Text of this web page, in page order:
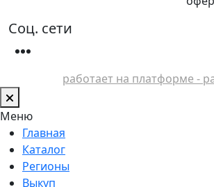
Соц. сети
работает на платформе -
Меню
Главная
Каталог
Регионы
Выкуп